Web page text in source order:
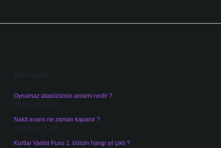
Son Yazılar
Oynamaz atasözünün anlamı nedir ?
Ağustos 8, 2026
Nakit avans ne zaman kapanır ?
Ağustos 8, 2026
Kurtlar Vadisi Pusu 1. bölüm hangi yıl çıktı ?